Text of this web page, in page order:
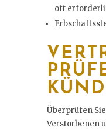
oft
Überprüfen
Verstorbenen